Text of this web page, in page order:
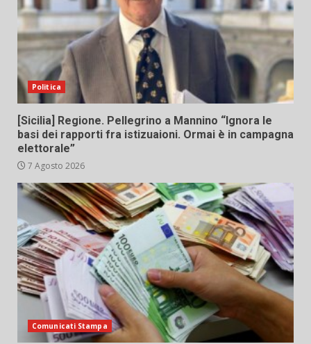
Politica
[Sicilia] Regione. Pellegrino a Mannino “Ignora le
basi dei rapporti fra istizuaioni. Ormai è in campagna
elettorale”
7 Agosto 2026
Comunicati Stampa